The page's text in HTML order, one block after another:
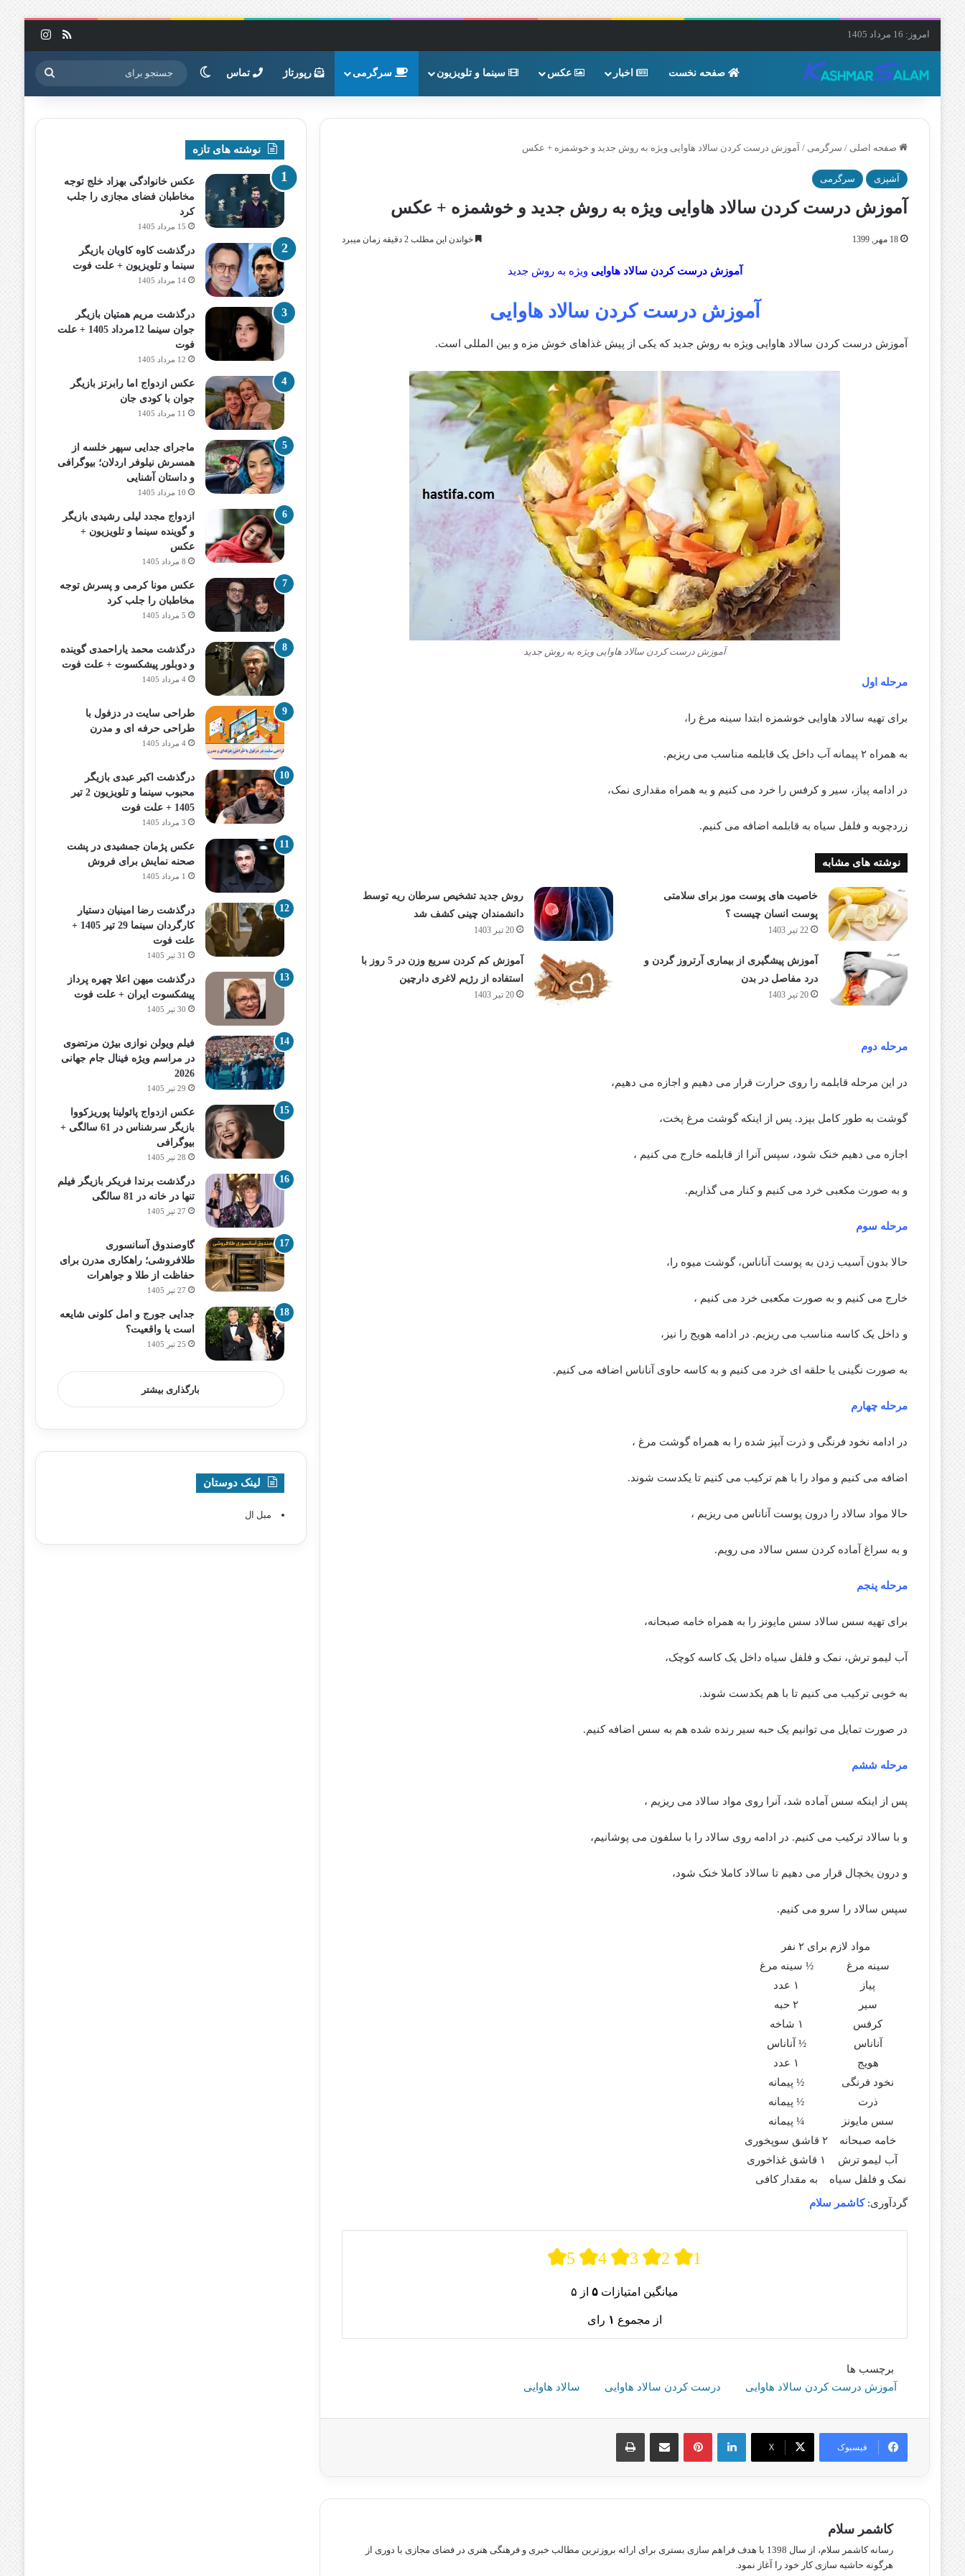
امروز: 16 مرداد 1405 خوراک
صفحه نخست اخبار عکس سینما و تلویزیون سرگرمی رپورتاژ تماس تغییر پوسته جستجو
برای
صفحه اصلی / سرگرمی / آموزش درست کردن سالاد هاوایی ویژه به روش جدید و خوشمزه + عکس
آشپزی سرگرمی
آموزش درست کردن سالاد هاوایی ویژه به روش جدید و خوشمزه + عکس
18 مهر, 1399 خواندن این مطلب 2 دقیقه زمان میبرد
آموزش درست کردن سالاد هاوایی ویژه به روش جدید
آموزش درست کردن سالادهاوایی
آموزش درست کردن سالاد هاوایی ویژه به روش جدید که یکی از پیش غذاهای خوش مزه و بین المللی است.
آموزش درست کردن سالاد هاوایی ویژه به روش جدید
مرحله اول
برای تهیه سالاد هاوایی خوشمزه ابتدا سینه مرغ را،
به همراه ۲ پیمانه آب داخل یک قابلمه مناسب می ریزیم.
در ادامه پیاز، سیر و کرفس را خرد می کنیم و به همراه مقداری نمک،
زردچوبه و فلفل سیاه به قابلمه اضافه می کنیم.
نوشته های مشابه
خاصیت های پوست موز برای سلامتی
پوست انسان چیست ؟
22 تیر 1403
روش جدید تشخیص سرطان ریه توسط
دانشمندان چینی کشف شد
20 تیر 1403
آموزش پیشگیری از بیماری آرتروز گردن و
درد مفاصل در بدن
20 تیر 1403
آموزش کم کردن سریع وزن در 5 روز با
استفاده از رژیم لاغری دارچین
20 تیر 1403
مرحله دوم
در این مرحله قابلمه را روی حرارت قرار می دهیم و اجازه می دهیم،
گوشت به طور کامل بپزد. پس از اینکه گوشت مرغ پخت،
اجازه می دهیم خنک شود، سپس آنرا از قابلمه خارج می کنیم ،
و به صورت مکعبی خرد می کنیم و کنار می گذاریم.
مرحله سوم
حالا بدون آسیب زدن به پوست آناناس، گوشت میوه را،
خارج می کنیم و به صورت مکعبی خرد می کنیم ،
و داخل یک کاسه مناسب می ریزیم. در ادامه هویج را نیز،
به صورت نگینی یا حلقه ای خرد می کنیم و به کاسه حاوی آناناس اضافه می کنیم.
مرحله چهارم
در ادامه نخود فرنگی و ذرت آبپز شده را به همراه گوشت مرغ ،
اضافه می کنیم و مواد را با هم ترکیب می کنیم تا یکدست شوند.
حالا مواد سالاد را درون پوست آناناس می ریزیم ،
و به سراغ آماده کردن سس سالاد می رویم.
مرحله پنجم
برای تهیه سس سالاد سس مایونز را به همراه خامه صبحانه،
آب لیمو ترش، نمک و فلفل سیاه داخل یک کاسه کوچک،
به خوبی ترکیب می کنیم تا با هم یکدست شوند.
در صورت تمایل می توانیم یک حبه سیر رنده شده هم به سس اضافه کنیم.
مرحله ششم
پس از اینکه سس آماده شد، آنرا روی مواد سالاد می ریزیم ،
و با سالاد ترکیب می کنیم. در ادامه روی سالاد را با سلفون می پوشانیم،
و درون یخچال قرار می دهیم تا سالاد کاملا خنک شود،
سپس سالاد را سرو می کنیم.
مواد لازم برای ۲ نفر
سینه مرغ
½ سینه مرغ
پیاز
۱ عدد
سیر
۲ حبه
کرفس
۱ شاخه
آناناس
½ آناناس
هویج
۱ عدد
نخود فرنگی
½ پیمانه
ذرت
½ پیمانه
سس مایونز
¼ پیمانه
خامه صبحانه
۲ قاشق سوپخوری
آب لیمو ترش
۱ قاشق غذاخوری
نمک و فلفل سیاه
به مقدار کافی
گردآوری:کاشمر سلام
5 4 3 2 1
میانگین امتیازات ۵ از ۵
از مجموع ۱ رای
برچسب ها
آموزش درست کردن سالاد هاوایی
درست کردن سالاد هاوایی سالاد هاوایی
فیسبوک X
لینکدین پینترستاشتراک گذاری از طریق ایمیل چاپ
کاشمر سلام
رسانه کاشمر سلام، از سال 1398 با هدف فراهم سازی بستری برای ارائه بروزترین مطالب خبری و فرهنگی هنری در فضای مجازی با دوری از
هرگونه حاشیه سازی کار خود را آغاز نمود.
نوشته های تازه
عکس خانوادگی بهزاد خلج توجه
مخاطبان فضای مجازی را جلب
کرد
15 مرداد 1405
درگذشت کاوه کاویان بازیگر
سینما و تلویزیون + علت فوت
14 مرداد 1405
درگذشت مریم همتیان بازیگر
جوان سینما 12مرداد 1405 + علت
فوت
12 مرداد 1405
عکس ازدواج اما رابرتز بازیگر
جوان با کودی جان
11 مرداد 1405
ماجرای جدایی سپهر خلسه از
همسرش نیلوفر اردلان؛ بیوگرافی
و داستان آشنایی
10 مرداد 1405
ازدواج مجدد لیلی رشیدی بازیگر
و گوینده سینما و تلویزیون +
عکس
8 مرداد 1405
عکس مونا کرمی و پسرش توجه
مخاطبان را جلب کرد
5 مرداد 1405
درگذشت محمد یاراحمدی گوینده
و دوبلور پیشکسوت + علت فوت
4 مرداد 1405
طراحی سایت در دزفول با
طراحی حرفه‌ ای و مدرن
4 مرداد 1405
درگذشت اکبر عبدی بازیگر
محبوب سینما و تلویزیون 2 تیر
1405 + علت فوت
3 مرداد 1405
عکس پژمان جمشیدی در پشت
صحنه نمایش برای فروش
1 مرداد 1405
درگذشت رضا امینیان دستیار
کارگردان سینما 29 تیر 1405 +
علت فوت
31 تیر 1405
درگذشت میهن اعلا چهره پرداز
پیشکسوت ایران + علت فوت
30 تیر 1405
فیلم ویولن نوازی بیژن مرتضوی
در مراسم ویژه فینال جام جهانی
2026
29 تیر 1405
عکس ازدواج پائولینا پوریزکووا
بازیگر سرشناس در 61 سالگی +
بیوگرافی
28 تیر 1405
درگذشت برندا فریکر بازیگر فیلم
تنها در خانه در 81 سالگی
27 تیر 1405
گاوصندوق آسانسوری
طلافروشی؛ راهکاری مدرن برای
حفاظت از طلا و جواهرات
27 تیر 1405
جدایی جورج و امل کلونی شایعه
است یا واقعیت؟
25 تیر 1405
بارگذاری بیشتر
لینک دوستان
مبل ال